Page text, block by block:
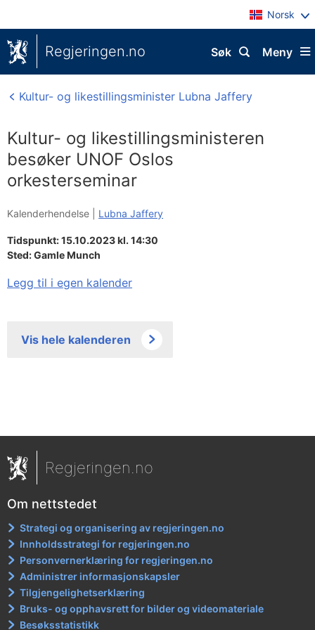
Norsk
Regjeringen.no Meny
Søk
Kultur- og likestillingsminister Lubna Jaffery
Kultur- og likestillingsministeren
besøker UNOF Oslos
orkesterseminar
Kalenderhendelse | Lubna Jaffery
Tidspunkt: 15.10.2023 kl. 14:30
Sted:Gamle Munch
Legg til i egen kalender
Vis hele kalenderen
Regjeringen.no
Om nettstedet
Strategi og organisering av regjeringen.no
Innholdsstrategi for regjeringen.no
Personvernerklæring for regjeringen.no
Administrer informasjonskapsler
Tilgjengelighetserklæring
Bruks- og opphavsrett for bilder og videomateriale
Besøksstatistikk